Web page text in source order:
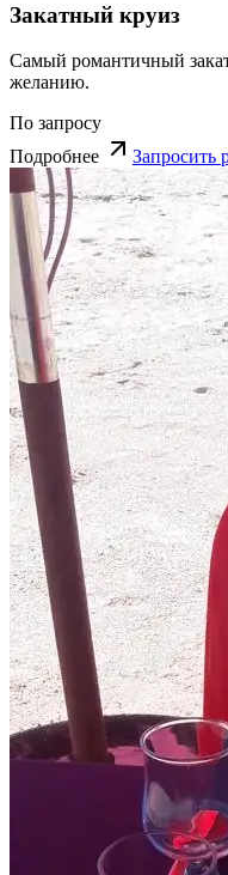
Закатный круиз
Самый романтичный
желанию.
По запросу
Подробнее
Запросить